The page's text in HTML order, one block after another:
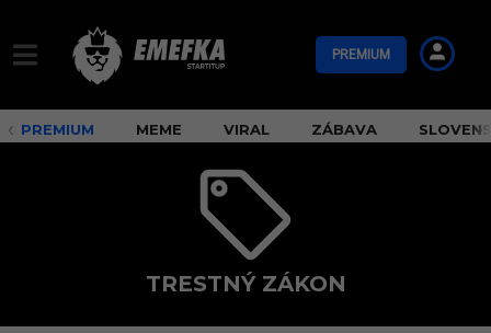
PREMIUM
PREMIUM MEME VIRAL ZÁBAVA
TRESTNÝ ZÁKON